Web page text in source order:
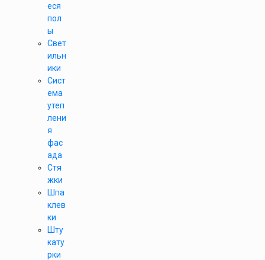
еся
пол
ы
Свет
ильн
ики
Сист
ема
утеп
лени
я
фас
ада
Стя
жки
Шпа
клев
ки
Шту
кату
рки